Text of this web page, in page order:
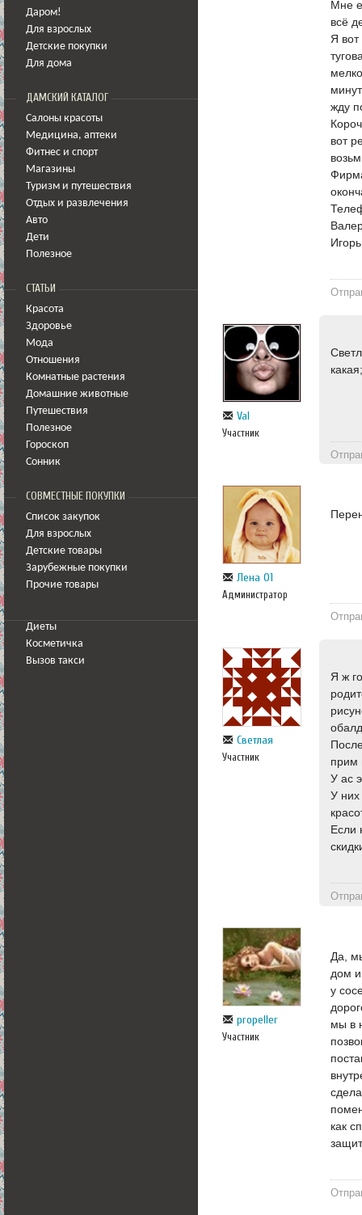
Даром!
Для взрослых
Детские покупки
Для дома
ДАМСКИЙ КАТАЛОГ
Салоны красоты
Медицина, аптеки
Фитнес и спорт
Магазины
Туризм и путешествия
Отдых и развлечения
Авто
Дети
Полезное
СТАТЬИ
Красота
Здоровье
Мода
Отношения
Комнатные растения
Домашние животные
Путешествия
Полезное
Гороскоп
Сонник
СОВМЕСТНЫЕ ПОКУПКИ
Список закупок
Для взрослых
Детские товары
Зарубежные покупки
Прочие товары
Диеты
Косметичка
Вызов такси
Мне
всё
Я вот
жду
вот
Val
Участник
Лена 01
Администратор
Светлая
Участник
Я ж
прим
У ас
У
Если
propeller
Участник
Да,
дом
у
мы в
как